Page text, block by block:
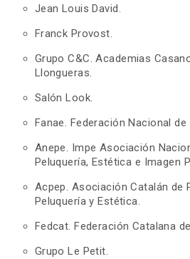
Jean Louis David.
Franck Provost.
Grupo C&C. Academias
Llongueras.
Salón Look.
Fanae. Federación Nacional
Anepe. Impe Asociación
Peluquería, Estética e Imagen
Acpep. Asociación Catalán de
Peluquería y Estética.
Fedcat. Federación Catalana
Grupo Le Petit.